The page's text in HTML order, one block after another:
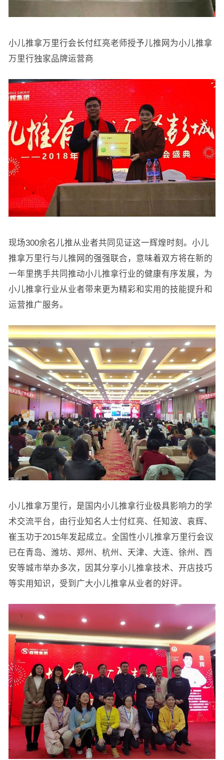
小儿推拿万里行会长付红亮老师授予儿推网为小儿推拿
万里行独家品牌运营商
现场300余名儿推从业者共同见证这一辉煌时刻。小儿
推拿万里行与儿推网的强强联合，意味着双方将在新的
一年里携手共同推动小儿推拿行业的健康有序发展，为
小儿推拿行业从业者带来更为精彩和实用的技能提升和
运营推广服务。
小儿推拿万里行，是国内小儿推拿行业极具影响力的学
术交流平台，由行业知名人士付红亮、任知波、袁辉、
崔玉功于2015年发起成立。全国性小儿推拿万里行会议
已在青岛、潍坊、郑州、杭州、天津、大连、徐州、西
安等城市举办多次，因其分享小儿推拿技术、开店技巧
等实用知识，受到广大小儿推拿从业者的好评。